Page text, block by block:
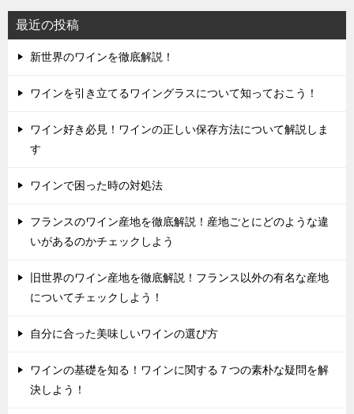
最近の投稿
新世界のワインを徹底解説！
ワインを引き立てるワイングラスについて知っておこう！
ワイン好き必見！ワインの正しい保存方法について解説しま
す
ワインで困った時の対処法
フランスのワイン産地を徹底解説！産地ごとにどのような違
いがあるのかチェックしよう
旧世界のワイン産地を徹底解説！フランス以外の有名な産地
についてチェックしよう！
自分に合った美味しいワインの選び方
ワインの基礎を知る！ワインに関する７つの素朴な疑問を解
決しよう！